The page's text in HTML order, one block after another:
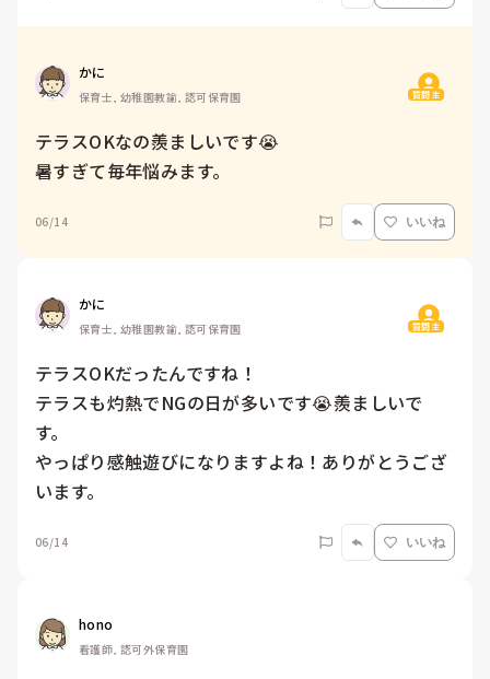
かに
保育士, 幼稚園教諭, 認可保育園 質問主
テラスOKなの羨ましいです😭
暑すぎて毎年悩みます。
06/14 いいね
かに
保育士, 幼稚園教諭, 認可保育園 質問主
テラスOKだったんですね！
テラスも灼熱でNGの日が多いです😭羨ましいで
す。
やっぱり感触遊びになりますよね！ありがとうござ
います。
06/14 いいね
hono
看護師, 認可外保育園